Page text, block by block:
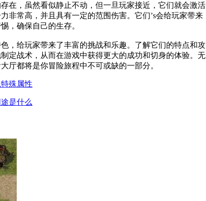
在，虽然看似静止不动，但一旦玩家接近，它们就会激活
非常高，并且具有一定的范围伤害。它们’s会给玩家带来
，确保自己的生存。
，给玩家带来了丰富的挑战和乐趣。了解它们的特点和攻
定战术，从而在游戏中获得更大的成功和切身的体验。无
厅都将是你冒险旅程中不可或缺的一部分。
殊属性
是什么